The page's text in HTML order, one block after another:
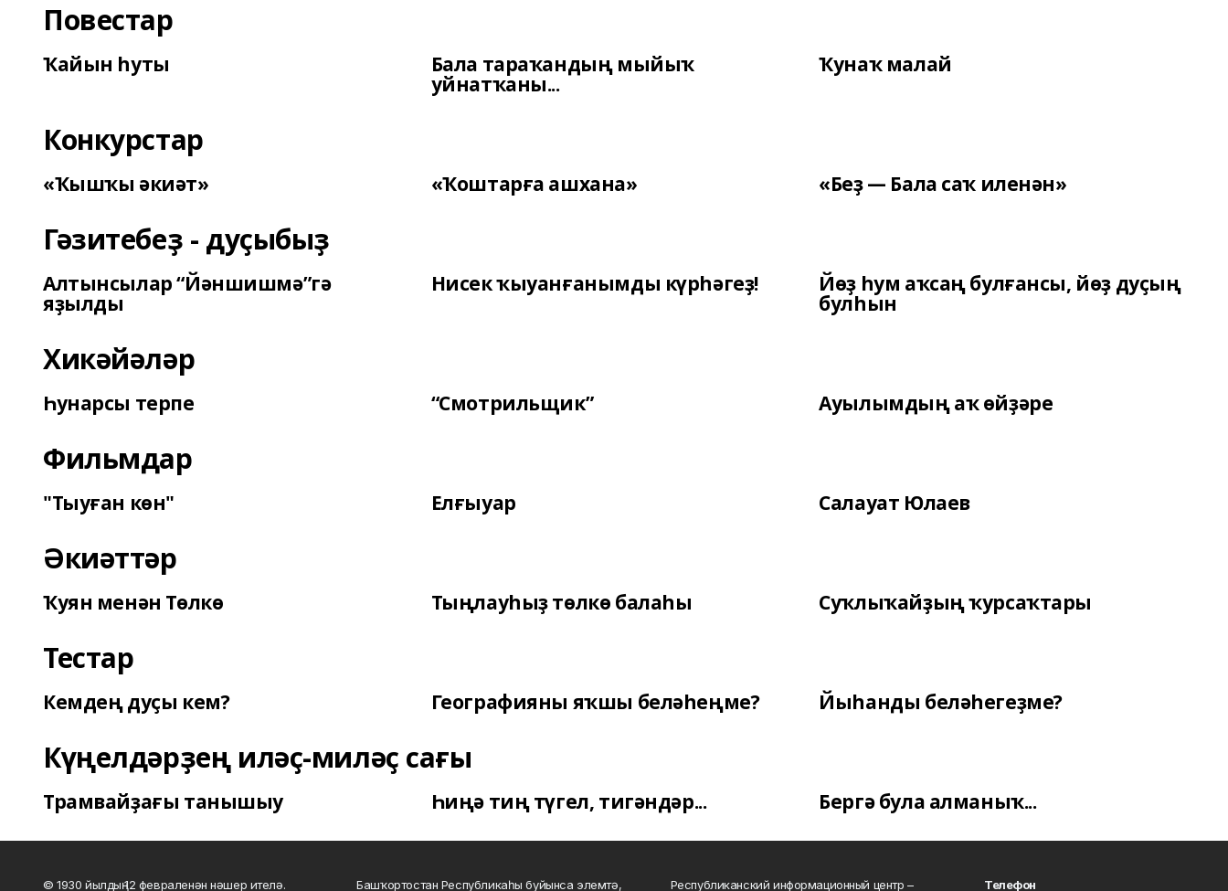
Повестар
Ҡайын һуты Бала тараҡандың мыйыҡ
уйнатҡаны...
Ҡунаҡ малай
Конкурстар
«Ҡышҡы әкиәт» «Ҡоштарға ашхана» «Беҙ — Бала саҡ иленән»
Гәзитебеҙ - дуҫыбыҙ
Алтынсылар “Йәншишмә”гә
яҙылды
Нисек ҡыуанғанымды күрһәгеҙ! Йөҙ һум аҡсаң булғансы, йөҙ дуҫың
булһын
Хикәйәләр
Һунарсы терпе “Смотрильщик” Ауылымдың аҡ өйҙәре
Фильмдар
"Тыуған көн" Елғыуар Салауат Юлаев
Әкиәттәр
Ҡуян менән Төлкө Тыңлауһыҙ төлкө балаһы Суҡлыҡайҙың ҡурсаҡтары
Тестар
Кемдең дуҫы кем? Географияны яҡшы беләһеңме? Йыһанды беләһегеҙме?
Күңелдәрҙең иләҫ-миләҫ сағы
Трамвайҙағы танышыу Һиңә тиң түгел, тигәндәр... Бергә була алманыҡ...
© 1930 йылдың 12 февраленән нәшер ителә. Башҡортостан Республикаһы буйынса элемтә, Республиканский информационный центр – Телефон